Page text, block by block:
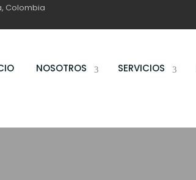
Colombia
NOSOTROS SERVICIOS